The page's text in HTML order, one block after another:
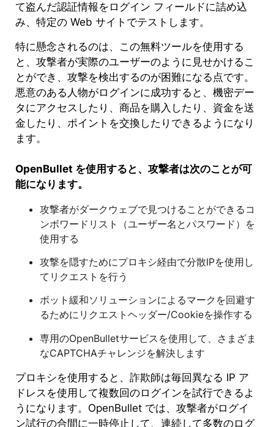
て盗んだ認証情報をログイン フィールドに詰め込
み、特定の Web サイトでテストします。
特に懸念されるのは、この無料ツールを使用する
と、攻撃者が実際のユーザーのように見せかけるこ
とができ、攻撃を検出するのが困難になる点です。
悪意のある人物がログインに成功すると、機密デー
タにアクセスしたり、商品を購入したり、資金を送
金したり、ポイントを交換したりできるようになり
ます。
OpenBullet を使用すると、攻撃者は次のことが可
能になります。
攻撃者がダークウェブで見つけることができるコ
ンボワードリスト（ユーザー名とパスワード）を
使用する
攻撃を隠すためにプロキシ経由で分散IPを使用し
てリクエストを行う
ボット緩和ソリューションによるマークを回避す
るためにリクエストヘッダー/Cookieを操作する
専用のOpenBulletサービスを使用して、さまざま
なCAPTCHAチャレンジを解決します
プロキシを使用すると、詐欺師は毎回異なる IP ア
ドレスを使用して複数回のログインを試行できるよ
うになります。OpenBullet では、攻撃者がログイ
ン試行の合間に一時停止して、連続して多数のログ